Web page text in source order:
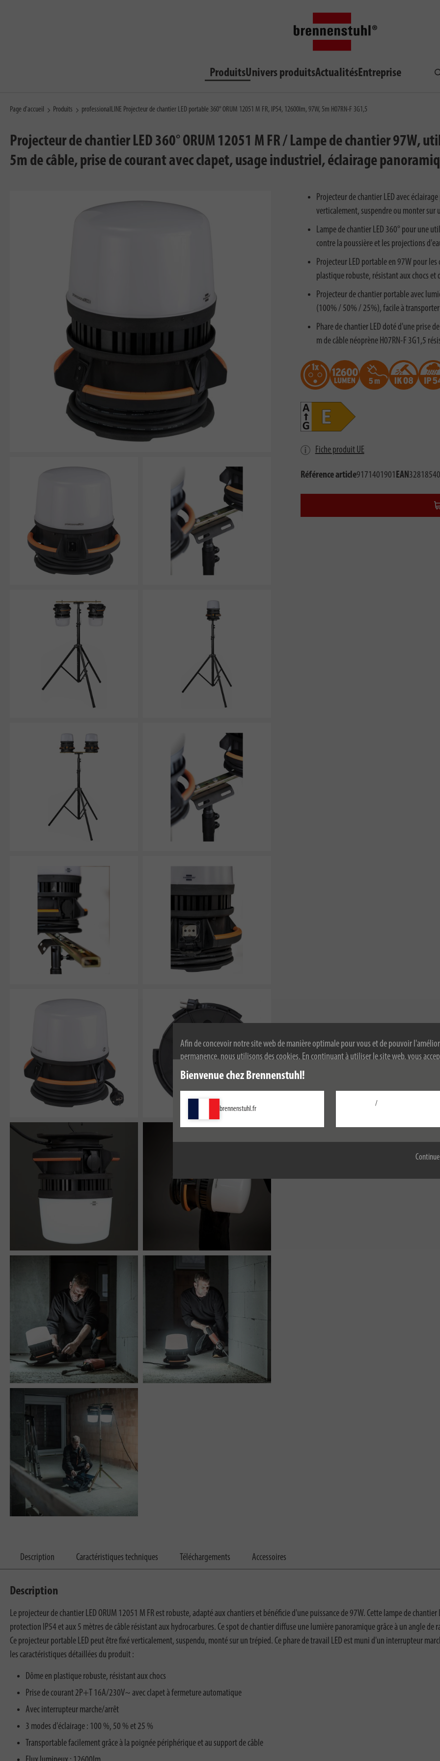
Afin de concevoir notre site web de manière optimale pour vous et de pouvoir
permanence, nous utilisons des cookies. En continuant à utiliser le site web, vous
l'utilisation de cookies. Pour plus d'informations sur les cookies, veuillez consulter
de confidentialité.
Bienvenue chez Brennenstuhl!
brennenstuhl.fr
/
ProduitsUnivers produitsActualitésEntreprise
Page d'accueil Produits professionalLINE Projecteur de chantier LED portable 360° ORUM 12051 M FR, IP54, 12600lm, 97W, 5m H07RN-F 3G1,5
Projecteur de chantier LED 360° ORUM 12051 M FR / Lampe de chantier 97W,
5m de câble, prise de courant avec clapet, usage industriel, éclairage
Projecteur de chantier LED avec
verticalement, suspendre ou monter sur
Lampe de chantier LED 360° pour une
contre la poussière et les projections
Projecteur LED portable en 97W pour
plastique robuste, résistant aux chocs
Projecteur de chantier portable avec
(100% / 50% / 25%), facile à
Phare de chantier LED doté d'une prise
m de câble néoprène H07RN-F 3G1,5
Fiche produit UE
Référence article9171401901 EAN
Description Caractéristiques techniques Téléchargements Accessoires
Description
Le projecteur de chantier LED ORUM 12051 M FR est robuste, adapté aux chantiers et bénéficie d'une puissance de 97W. Cette lampe de
protection IP54 et aux 5 mètres de câble résistant aux hydrocarbures. Ce spot de chantier diffuse une lumière panoramique grâce à un angle
Ce projecteur portable LED peut être fixé verticalement, suspendu, monté sur un trépied. Ce phare de travail LED est muni d'un interrupteur
les caractéristiques détaillées du produit :
Dôme en plastique robuste, résistant aux chocs
Prise de courant 2P+T 16A/230V~ avec clapet à fermeture automatique
Avec interrupteur marche/arrêt
3 modes d'éclairage : 100 %, 50 % et 25 %
Transportable facilement grâce à la poignée périphérique et au support de câble